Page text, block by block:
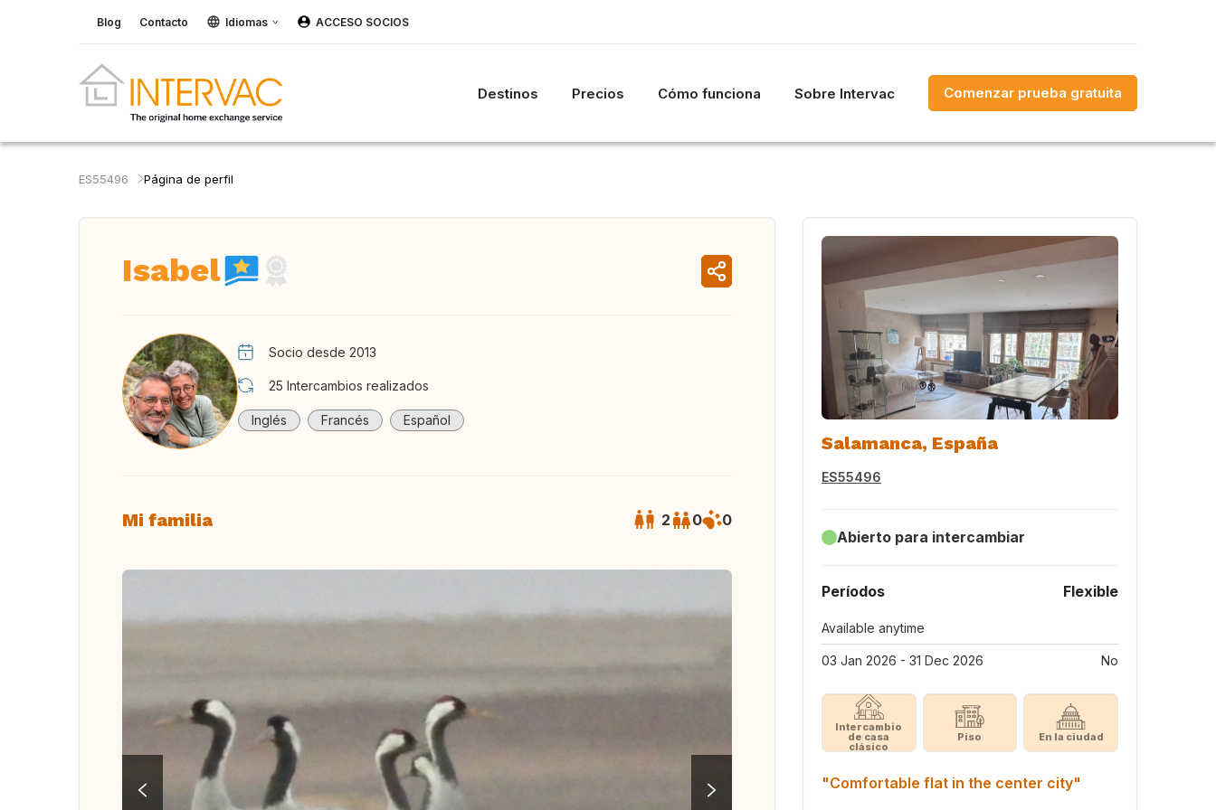
Blog Contacto Idiomas ACCESO SOCIOS
Destinos Precios Cómo funciona Sobre Intervac Comenzar prueba gratuita
ES55496 Página de perfil
Isabel
Socio desde 2013
25 Intercambios realizados
Inglés Francés Español
Mi familia 2 0 0
Salamanca, España
ES55496
Abierto para intercambiar
Períodos Flexible
Available anytime
03 Jan 2026 - 31 Dec 2026 No
Intercambio
de casa
clásico
Piso En la ciudad
"Comfortable flat in the center city"